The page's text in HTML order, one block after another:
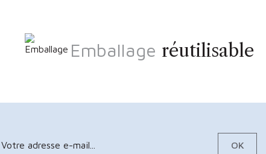
Emballage réutilisable